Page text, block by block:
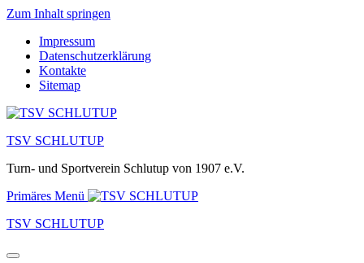
Zum Inhalt springen
Impressum
Datenschutzerklärung
Kontakte
Sitemap
TSV SCHLUTUP
Turn- und Sportverein Schlutup von 1907 e.V.
Primäres Menü
TSV SCHLUTUP